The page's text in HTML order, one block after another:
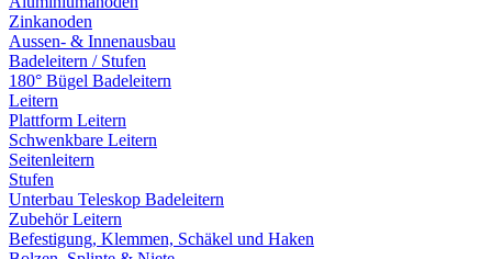
Zinkanoden
Aussen- & Innenausbau
Badeleitern / Stufen
180° Bügel Badeleitern
Leitern
Plattform Leitern
Schwenkbare Leitern
Seitenleitern
Stufen
Unterbau Teleskop Badeleitern
Zubehör Leitern
Befestigung, Klemmen, Schäkel und Haken